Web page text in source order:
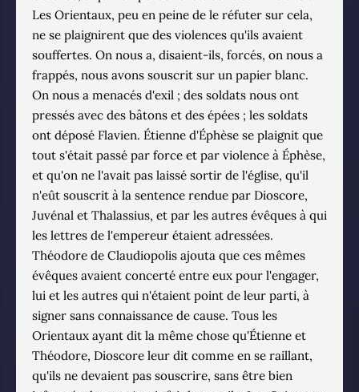
Les Orientaux, peu en peine de le réfuter sur cela,
ne se plaignirent que des violences qu'ils avaient
souffertes. On nous a, disaient-ils, forcés, on nous a
frappés, nous avons souscrit sur un papier blanc.
On nous a menacés d'exil ; des soldats nous ont
pressés avec des bâtons et des épées ; les soldats
ont déposé Flavien. Étienne d'Éphèse se plaignit que
tout s'était passé par force et par violence à Éphèse,
et qu'on ne l'avait pas laissé sortir de l'église, qu'il
n'eût souscrit à la sentence rendue par Dioscore,
Juvénal et Thalassius, et par les autres évêques à qui
les lettres de l'empereur étaient adressées.
Théodore de Claudiopolis ajouta que ces mêmes
évêques avaient concerté entre eux pour l'engager,
lui et les autres qui n'étaient point de leur parti, à
signer sans connaissance de cause. Tous les
Orientaux ayant dit la même chose qu'Étienne et
Théodore, Dioscore leur dit comme en se raillant,
qu'ils ne devaient pas souscrire, sans être bien